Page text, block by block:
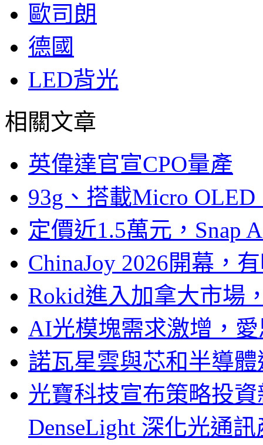
歐司朗
德國
LED背光
相關文章
英偉達官宣CPO量產
93g、搭載Micro
定價近1.5萬元，Snap
ChinaJoy 2026開幕，
Rokid進入加拿大市場
AI光模塊需求激增，
諾瓦星雲與芯和半導
光寶科技宣布策略投
DenseLight 深化光通